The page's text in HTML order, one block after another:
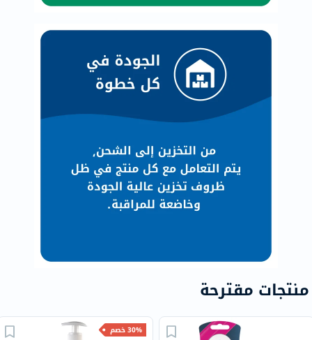
منتجات مقترحة
30% خصم